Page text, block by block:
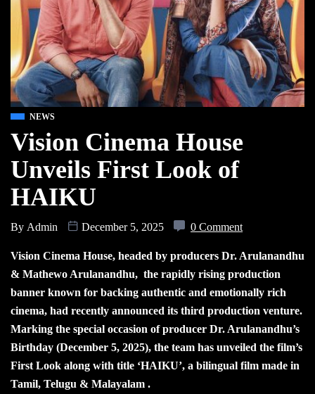
NEWS
Vision Cinema House
Unveils First Look of
HAIKU
By Admin December 5, 2025 0 Comment
Vision Cinema House, headed by producers Dr. Arulanandhu
& Mathewo Arulanandhu, the rapidly rising production
banner known for backing authentic and emotionally rich
cinema, had recently announced its third production venture.
Marking the special occasion of producer Dr. Arulanandhu’s
Birthday (December 5, 2025), the team has unveiled the film’s
First Look along with title ‘HAIKU’, a bilingual film made in
Tamil, Telugu & Malayalam .